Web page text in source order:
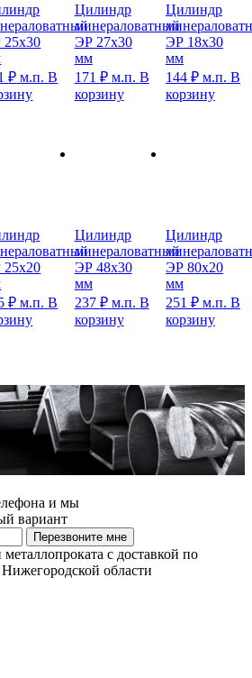
₽ м.п. В
Цилиндр
минераловатный
ЭР 27х30
мм
171 ₽ м.п. В
корзину
Цилиндр
ЭР 18х30
мм
144 ₽ м.п. В
корзину
₽ м.п. В
Цилиндр
минераловатный
ЭР 48х30
мм
237 ₽ м.п. В
корзину
Цилиндр
ЭР 80х20
мм
251 ₽ м.п. В
корзину
и мы
вариант
Перезвоните мне
с доставкой по
области